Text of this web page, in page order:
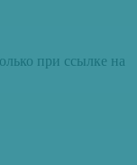
при ссылке на